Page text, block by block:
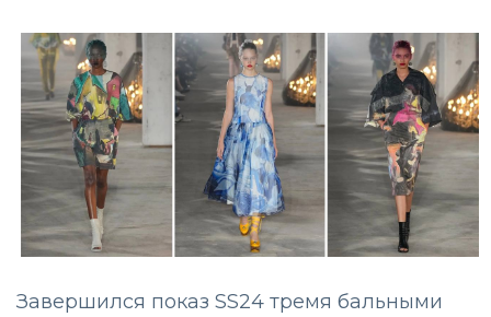
Завершился показ SS24 тремя бальными